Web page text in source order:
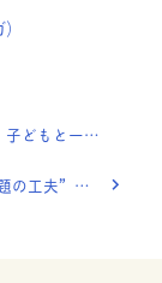
ペンキ塗り。
子どもと一緒にやってみたい！夏休みの“宿題の工夫”を集めてみました！